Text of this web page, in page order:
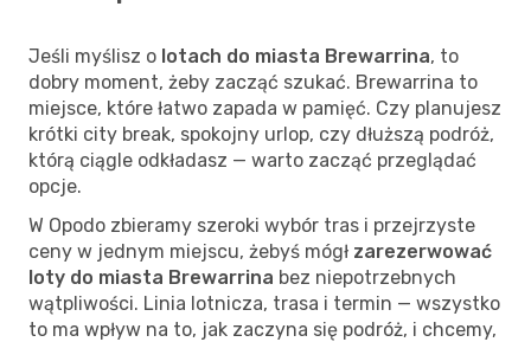
Jeśli myślisz o lotach do miasta Brewarrina, to
dobry moment, żeby zacząć szukać. Brewarrina to
miejsce, które łatwo zapada w pamięć. Czy planujesz
krótki city break, spokojny urlop, czy dłuższą podróż,
którą ciągle odkładasz — warto zacząć przeglądać
opcje.
W Opodo zbieramy szeroki wybór tras i przejrzyste
ceny w jednym miejscu, żebyś mógł zarezerwować
loty do miasta Brewarrina bez niepotrzebnych
wątpliwości. Linia lotnicza, trasa i termin — wszystko
to ma wpływ na to, jak zaczyna się podróż, i chcemy,